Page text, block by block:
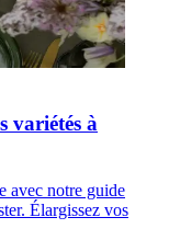
variétés à
avec notre guide
Élargissez vos